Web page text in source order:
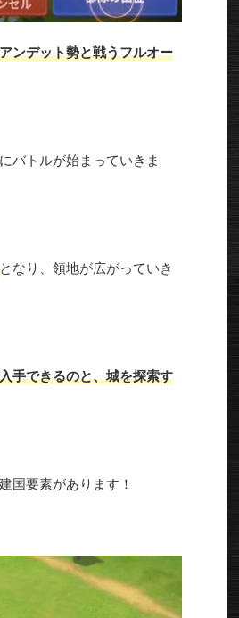
ンデット勢と戦うフルオー
バトルが始まっていきま
となり、領地が広がっていき
手できるのと、城を探索す
国要素があります！